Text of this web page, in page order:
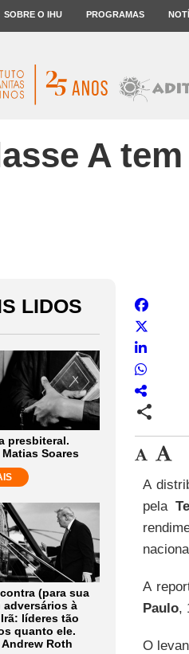
SOBRE O IHU PROGRAMAS
A
LIDOS
presbiteral.
Soares
(para sua
adversários à
líderes tão
quanto ele.
Roth
share
A
pela
A
Paulo,
O